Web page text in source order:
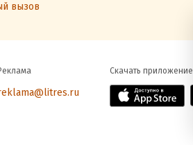
вызов
Скачать приложение